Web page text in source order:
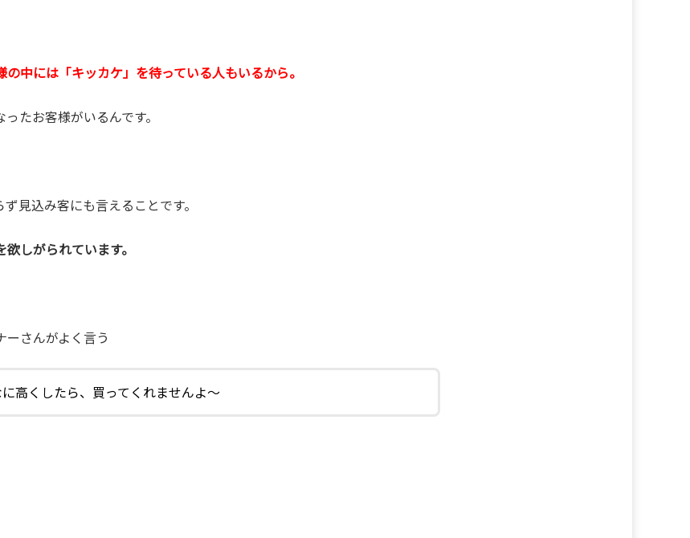
中には「キッカケ」を待っている人もいるから。
たお客様がいるんです。
見込み客にも言えることです。
しがられています。
ーさんがよく言う
高くしたら、買ってくれませんよ～